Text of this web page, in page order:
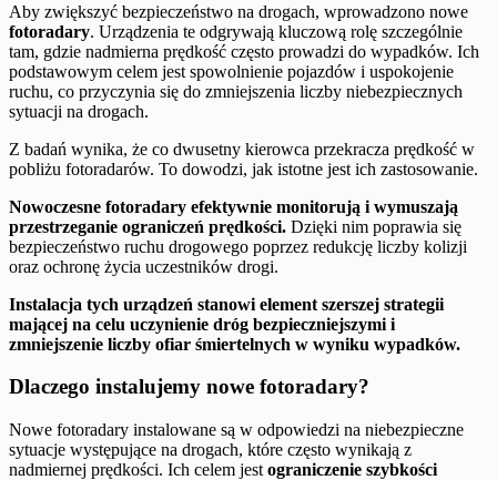
Aby zwiększyć bezpieczeństwo na drogach, wprowadzono nowe
fotoradary. Urządzenia te odgrywają kluczową rolę szczególnie
tam, gdzie nadmierna prędkość często prowadzi do wypadków. Ich
podstawowym celem jest spowolnienie pojazdów i uspokojenie
ruchu, co przyczynia się do zmniejszenia liczby niebezpiecznych
sytuacji na drogach.
Z badań wynika, że co dwusetny kierowca przekracza prędkość w
pobliżu fotoradarów. To dowodzi, jak istotne jest ich zastosowanie.
Nowoczesne fotoradary efektywnie monitorują i wymuszają
przestrzeganie ograniczeń prędkości. Dzięki nim poprawia się
bezpieczeństwo ruchu drogowego poprzez redukcję liczby kolizji
oraz ochronę życia uczestników drogi.
Instalacja tych urządzeń stanowi element szerszej strategii
mającej na celu uczynienie dróg bezpieczniejszymi i
zmniejszenie liczby ofiar śmiertelnych w wyniku wypadków.
Dlaczego instalujemy nowe fotoradary?
Nowe fotoradary instalowane są w odpowiedzi na niebezpieczne
sytuacje występujące na drogach, które często wynikają z
nadmiernej prędkości. Ich celem jest ograniczenie szybkości